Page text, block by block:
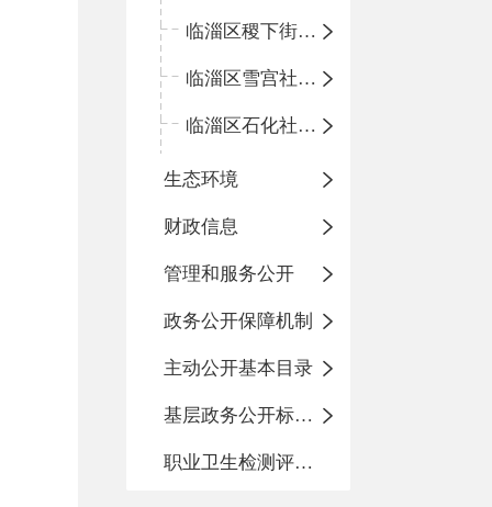
临淄区稷下街道淄江社区卫生服务中心
临淄区雪宫社区卫生服务中心
临淄区石化社区卫生服务中心
生态环境
财政信息
管理和服务公开
政务公开保障机制
主动公开基本目录
基层政务公开标准化目录
职业卫生检测评价信息